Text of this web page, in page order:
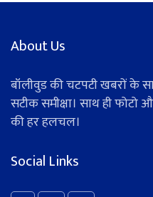
About Us
बॉलीवुड की चटपटी खबरों के
सटीक समीक्षा। साथ ही फोटो
की हर हलचल।
Social Links